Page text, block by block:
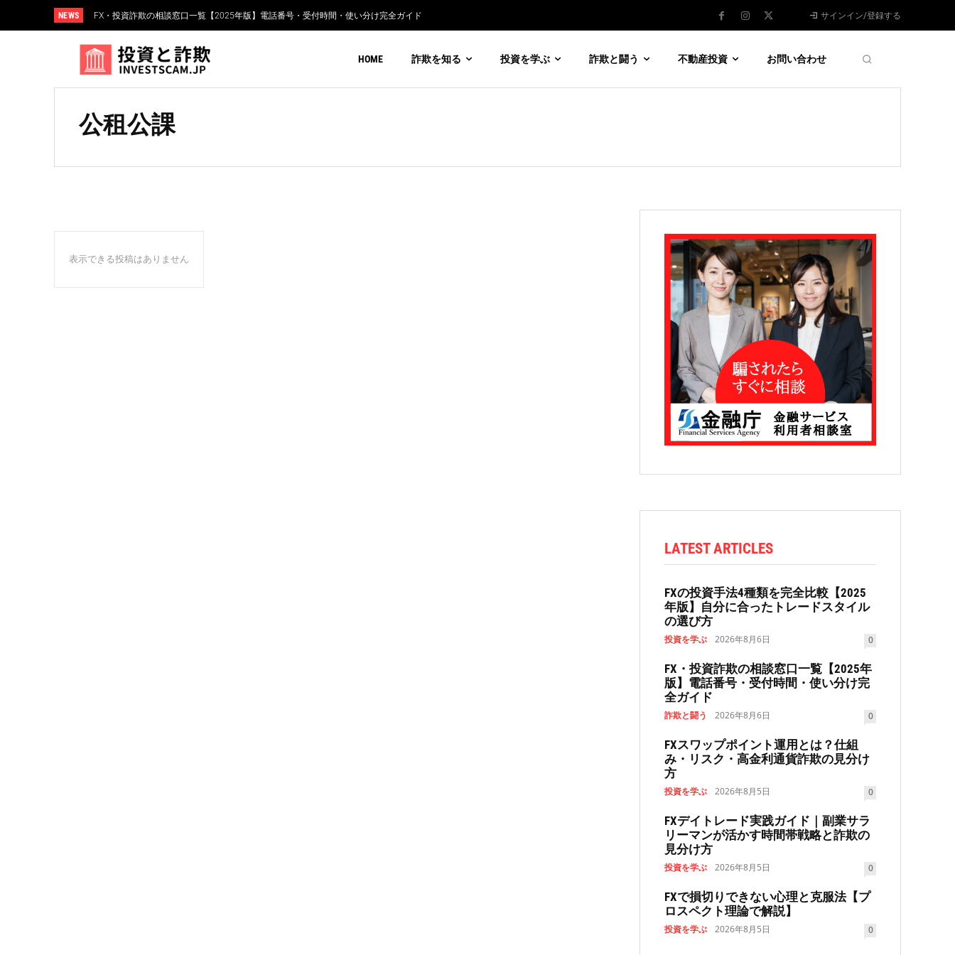
NEWS FX・投資詐欺の相談窓口一覧【2025年版】電話番号・受付時間・使い分け完全ガイド サインイン/登録する
HOME 詐欺を知る 投資を学ぶ 詐欺と闘う 不動産投資 お問い合わせ
公租公課
表示できる投稿はありません
LATEST ARTICLES
FXの投資手法4種類を完全比較【2025
年版】自分に合ったトレードスタイル
の選び方
投資を学ぶ 2026年8月6日 0
FX・投資詐欺の相談窓口一覧【2025年
版】電話番号・受付時間・使い分け完
全ガイド
詐欺と闘う 2026年8月6日 0
FXスワップポイント運用とは？仕組
み・リスク・高金利通貨詐欺の見分け
方
投資を学ぶ 2026年8月5日 0
FXデイトレード実践ガイド｜副業サラ
リーマンが活かす時間帯戦略と詐欺の
見分け方
投資を学ぶ 2026年8月5日 0
FXで損切りできない心理と克服法【プ
ロスペクト理論で解説】
投資を学ぶ 2026年8月5日 0